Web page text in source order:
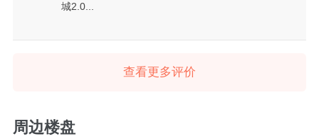
城2.0...
查看更多评价
周边楼盘